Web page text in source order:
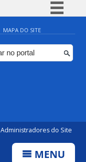
Simplifique!
Comunica BR
Participe
MAPA DO SITE
Administradores do Site
MENU